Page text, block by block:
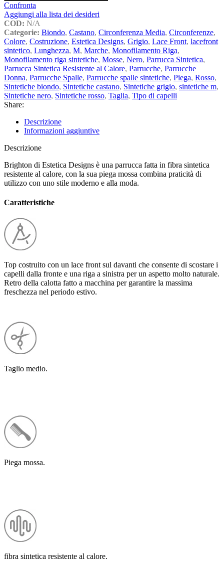
Confronta
Aggiungi alla lista dei desideri
COD: N/A
Categorie: Biondo, Castano, Circonferenza Media, Circonferenze,
Colore, Costruzione, Estetica Designs, Grigio, Lace Front, lacefront
sintetico, Lunghezza, M, Marche, Monofilamento Riga,
Monofilamento riga sintetiche, Mosse, Nero, Parrucca Sintetica,
Parrucca Sintetica Resistente al Calore, Parrucche, Parrucche
Donna, Parrucche Spalle, Parrucche spalle sintetiche, Piega, Rosso,
Sintetiche biondo, Sintetiche castano, Sintetiche grigio, sintetiche m,
Sintetiche nero, Sintetiche rosso, Taglia, Tipo di capelli
Share:
Descrizione
Informazioni aggiuntive
Descrizione
Brighton di Estetica Designs è una parrucca fatta in fibra sintetica
resistente al calore, con la sua piega mossa combina praticità di
utilizzo con uno stile moderno e alla moda.
Caratteristiche
Top costruito con un lace front sul davanti che consente di scostare i
capelli dalla fronte e una riga a sinistra per un aspetto molto naturale.
Retro della calotta fatto a macchina per garantire la massima
freschezza nel periodo estivo.
Taglio medio.
Piega mossa.
fibra sintetica resistente al calore.